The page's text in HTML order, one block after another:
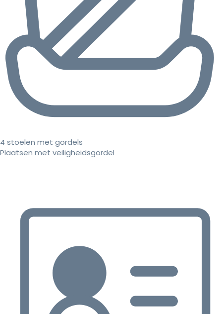
4 stoelen met gordels
Plaatsen met veiligheidsgordel